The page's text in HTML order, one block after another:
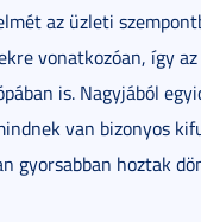
az üzleti
vonatkozóan, így
is. Nagyjából
van bizonyos
gyorsabban hoztak